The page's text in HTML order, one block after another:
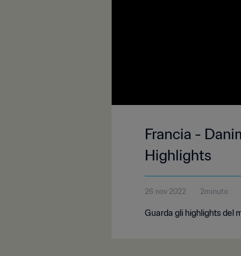
Francia -
Highlights
26 nov 2022 2minuto
Guarda gli highlights del